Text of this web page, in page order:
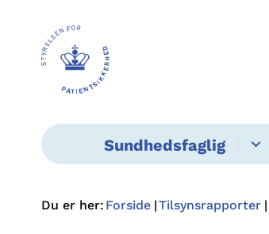
Sundhedsfaglig
Du er her: Forside Tilsynsrapporter